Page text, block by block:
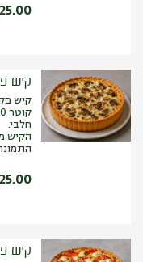
קיש
קיש
קוטר 20 ס”מ.
חלבי.
הקיש
קיש